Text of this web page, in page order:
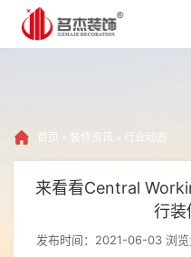
首页 » 装修资讯 » 行业动态
来看看Central
行装
发布时间：2021-06-03 浏览